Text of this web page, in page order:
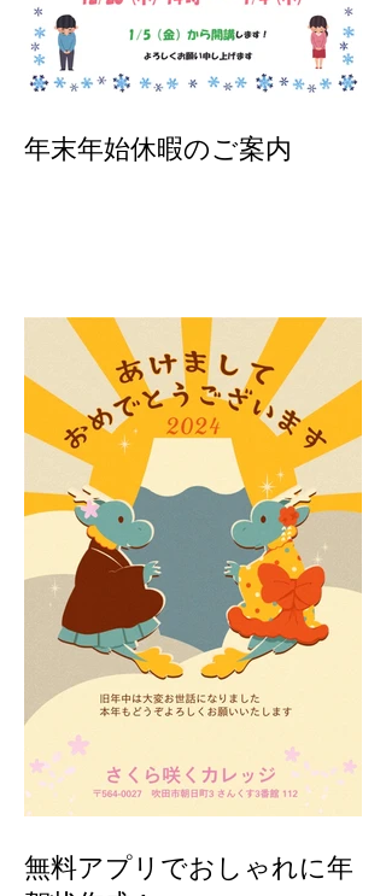
年末年始休暇のご案内
無料アプリでおしゃれに年